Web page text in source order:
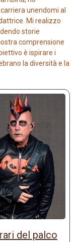
unendomi al
Mi realizzo
storie
comprensione
è ispirare i
la diversità e la
del palco